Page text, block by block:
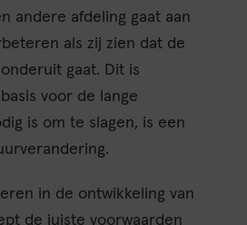
andere afdeling gaat aan
als zij zien dat de
gaat. Dit is
voor de lange
is om te slagen, is een
in de ontwikkeling van
de juiste voorwaarden